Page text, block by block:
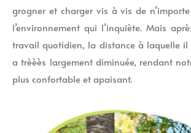
grogner et charger vis à vis de
l’environnement qui l’inquiète. Mais
travail quotidien, la distance à laquelle il
a trèèès largement diminuée, rendant
plus confortable et apaisant.